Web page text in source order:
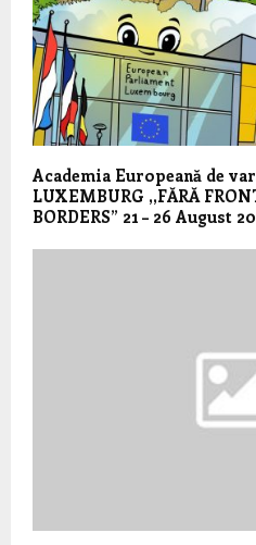
Academia Europeană de
LUXEMBURG ,,FĂRĂ
BORDERS” 21 – 26 August